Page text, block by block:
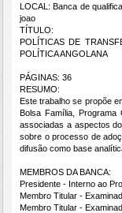
LOCAL: Banca de
joao
TÍTULO:
POLÍTICAS DE
POLÍTICA ANGOLANA
PÁGINAS: 36
RESUMO:
Este trabalho se propõe
Bolsa Família,
associadas a aspectos
sobre o processo de
difusão como base
MEMBROS DA BANCA:
Presidente - Interno ao
Membro Titular -
Membro Titular -